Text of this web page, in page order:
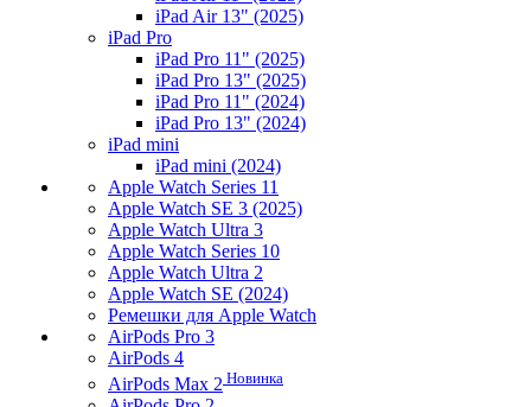
iPad Air 13" (2025)
iPad Pro
iPad Pro 11" (2025)
iPad Pro 13" (2025)
iPad Pro 11" (2024)
iPad Pro 13" (2024)
iPad mini
iPad mini (2024)
Apple Watch Series 11
Apple Watch SE 3 (2025)
Apple Watch Ultra 3
Apple Watch Series 10
Apple Watch Ultra 2
Apple Watch SE (2024)
Ремешки для Apple Watch
AirPods Pro 3
AirPods 4
AirPods Max 2 Новинка